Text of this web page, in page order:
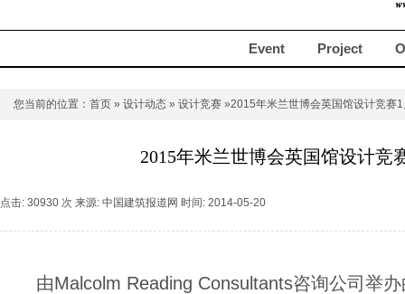
Event Project
您当前的位置： 首页 » 设计动态 » 设计竞赛 »2015年米兰世博会英国馆设计竞赛
2015年米兰世博会英国馆设计竞
点击: 30930 次 来源: 中国建筑报道网 时间: 2014-05-20
由Malcolm Reading Consultants咨询公司举办